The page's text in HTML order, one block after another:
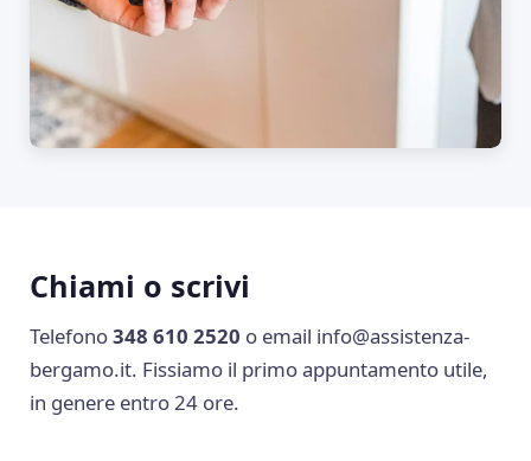
Chiami o scrivi
Telefono348 610 2520 o email info@assistenza-
bergamo.it. Fissiamo il primo appuntamento utile,
in genere entro 24 ore.